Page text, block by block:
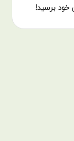
خود برسید!